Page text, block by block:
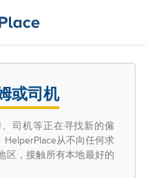
或司机
司机等正在寻找新的僱
从不向任何求
区，接触所有本地最好的